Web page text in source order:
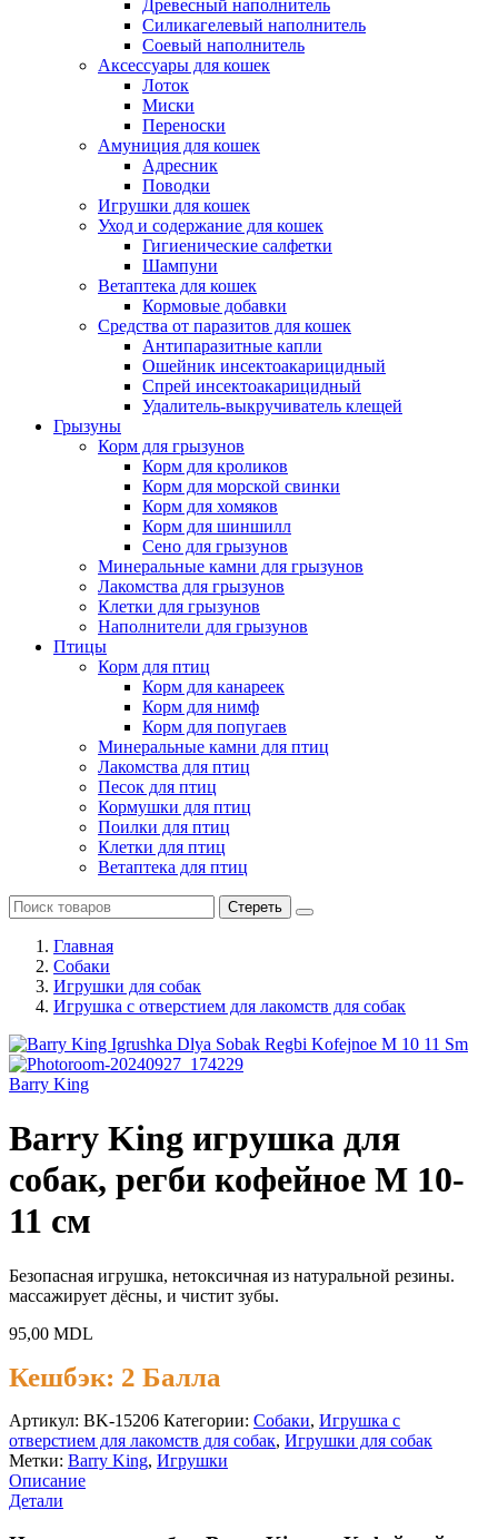
Древесный наполнитель
Силикагелевый наполнитель
Соевый наполнитель
Аксессуары для кошек
Лоток
Миски
Переноски
Амуниция для кошек
Адресник
Поводки
Игрушки для кошек
Уход и содержание для кошек
Гигиенические салфетки
Шампуни
Ветаптека для кошек
Кормовые добавки
Средства от паразитов для кошек
Антипаразитные капли
Ошейник инсектоакарицидный
Спрей инсектоакарицидный
Удалитель-выкручиватель клещей
Грызуны
Корм для грызунов
Корм для кроликов
Корм для морской свинки
Корм для хомяков
Корм для шиншилл
Сено для грызунов
Минеральные камни для грызунов
Лакомства для грызунов
Клетки для грызунов
Наполнители для грызунов
Птицы
Корм для птиц
Корм для канареек
Корм для нимф
Корм для попугаев
Минеральные камни для птиц
Лакомства для птиц
Песок для птиц
Кормушки для птиц
Поилки для птиц
Клетки для птиц
Ветаптека для птиц
Стереть
Главная
Cобаки
Игрушки для собак
Игрушка с отверстием для лакомств для собак
Barry King
Barry King игрушка для
собак, регби кофейное М 10-
11 см
Безопасная игрушка, нетоксичная из натуральной резины.
массажирует дёсны, и чистит зубы.
95,00 MDL
Кешбэк: 2 Балла
Артикул: BK-15206 Категории: Cобаки, Игрушка с
отверстием для лакомств для собак, Игрушки для собак
Метки: Barry King, Игрушки
Описание
Детали